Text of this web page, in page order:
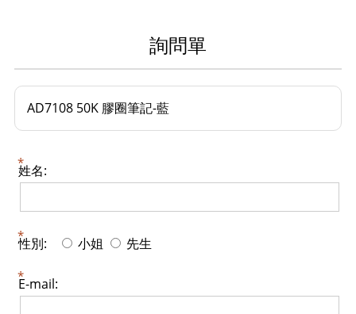
詢問單
AD7108 50K 膠圈筆記-藍
姓名:
性別: 小姐 先生
E-mail: